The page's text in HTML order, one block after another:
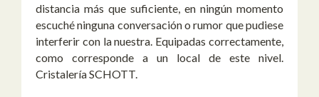
distancia más que suficiente, en ningún momento
escuché ninguna conversación o rumor que pudiese
interferir con la nuestra. Equipadas correctamente,
como corresponde a un local de este nivel.
Cristalería SCHOTT.